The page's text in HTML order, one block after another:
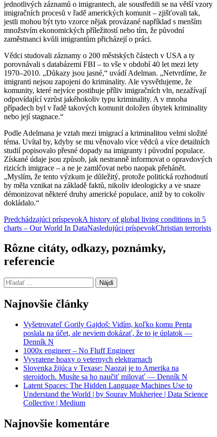
jednotlivých záznamů o imigrantech, ale soustředili se na větší vzory
imigračních procesů v řadě amerických komunit – zjišťovali tak,
jestli mohou být tyto vzorce nějak provázané například s menším
množstvím ekonomických příležitostí nebo tím, že původní
zaměstnanci kvůli imigrantům přicházejí o práci.
Vědci studovali záznamy o 200 městských částech v USA a ty
porovnávali s databázemi FBI – to vše v období 40 let mezi lety
1970–2010. „Důkazy jsou jasné,“ uvádí Adelman. „Netvrdíme, že
imigranti nejsou zapojeni do kriminality. Ale vysvětlujeme, že
komunity, které nejvíce postihuje příliv imigračních vln, nezažívají
odpovídající vzrůst jakéhokoliv typu kriminality. A v mnoha
případech byl v řadě takových komunit doložen úbytek kriminality
nebo její stagnace.“
Podle Adelmana je vztah mezi imigrací a kriminalitou velmi složité
téma. Uvítal by, kdyby se mu věnovalo více vědců a více detailních
studií popisovalo přesné dopady na imigranty i původní populace.
Získané údaje jsou způsob, jak nestranně informovat o opravdových
rizicích imigrace – a ne je zamlčovat nebo naopak přehánět.
„Myslím, že tento výzkum je důležitý, protože politická rozhodnutí
by měla vznikat na základě faktů, nikoliv ideologicky a ve snaze
démonizovat některé druhy americké populace, aniž by to cokoliv
dokládalo.“
Navigácia
článkami
Predchádzajúci príspevokA history of global living conditions in 5
charts – Our World In DataNasledujúci príspevokChristian terrorists
Rôzne citáty, odkazy, poznámky,
referencie
Hľadať:
Najnovšie články
Vyšetrovateľ Gorily Gajdoš: Vidím, koľko komu Penta
poslala na účet, ale neviem dokázať, že to je úplatok —
Denník N
1000x engineer – No Fluff Engineer
Vyvratene hoaxy o veternych elektrarnach
Slovenka žijúca v Texase: Naozaj je to Amerika na
steroidoch. Musíte sa ho naučiť milovať — Denník N
Latent Spaces: The Hidden Language Machines Use to
Understand the World | by Sourav Mukherjee | Data Science
Collective | Medium
Najnovšie komentáre